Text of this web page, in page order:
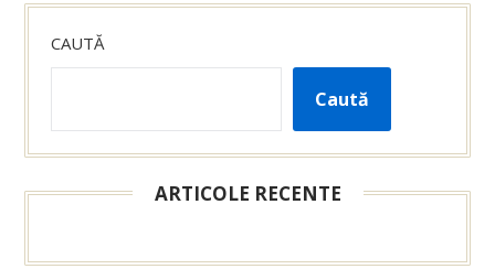
CAUTĂ
Caută
ARTICOLE RECENTE